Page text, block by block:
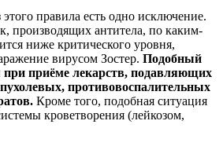
правила есть одно исключение.
производящих антитела, по каким-
ниже критического уровня,
вирусом Зостер. Подобный
при приёме лекарств, подавляющих
противовоспалительных
Кроме того, подобная ситуация
кроветворения (лейкозом,